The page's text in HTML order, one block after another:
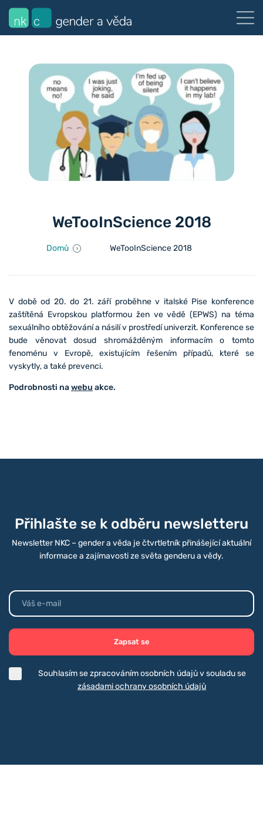
WeTooInScience 2018
Domů WeTooInScience 2018
V době od 20. do 21. září proběhne v italské Pise konference
zaštítěná Evropskou platformou žen ve vědě (EPWS) na téma
sexuálního obtěžování a násilí v prostředí univerzit. Konference se
bude věnovat dosud shromážděným informacím o tomto
fenoménu v Evropě, existujícím řešením případů, které se
vyskytly, a také prevenci.
Podrobnosti nawebu akce.
Přihlašte se k odběru newsletteru
Newsletter NKC – gender a věda je čtvrtletník přinášející aktuální
informace a zajímavosti ze světa genderu a vědy.
Zapsat se
Souhlasím se zpracováním osobních údajů v souladu se
zásadami ochrany osobních údajů